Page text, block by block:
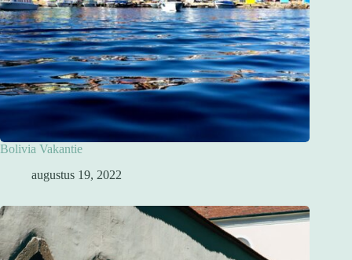
Bolivia Vakantie
augustus 19, 2022